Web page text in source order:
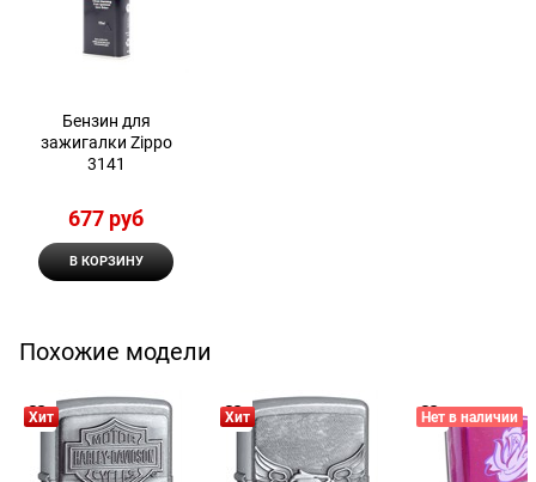
Бензин для
зажигалки Zippo
3141
677 руб
В КОРЗИНУ
Похожие модели
Хит Хит Нет в наличии